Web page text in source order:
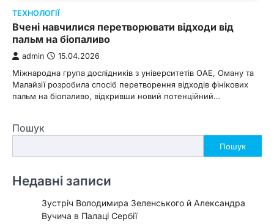
ТЕХНОЛОГІЇ
Вчені навчилися перетворювати відходи від
пальм на біопаливо
admin 15.04.2026
Міжнародна група дослідників з університетів ОАЕ, Оману та
Малайзії розробила спосіб перетворення відходів фінікових
пальм на біопаливо, відкривши новий потенційний…
Пошук
Пошук
Недавні записи
Зустріч Володимира Зеленського й Александра
Вучича в Палаці Сербії